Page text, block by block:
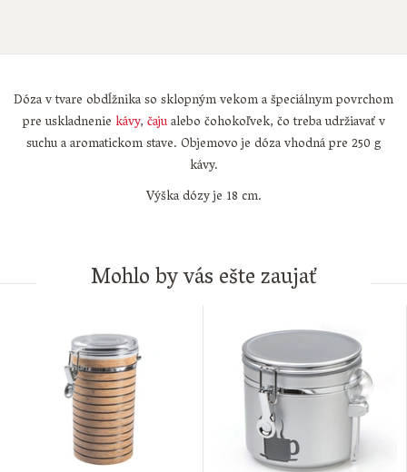
Dóza v tvare obdĺžnika so sklopným vekom a špeciálnym povrchom
pre uskladneniekávy,čajualebo čohokoľvek, čo treba udržiavať v
suchu a aromatickom stave. Objemovo je dóza vhodná pre 250 g
kávy.
Výška dózy je 18 cm.
Mohlo by vás ešte zaujať